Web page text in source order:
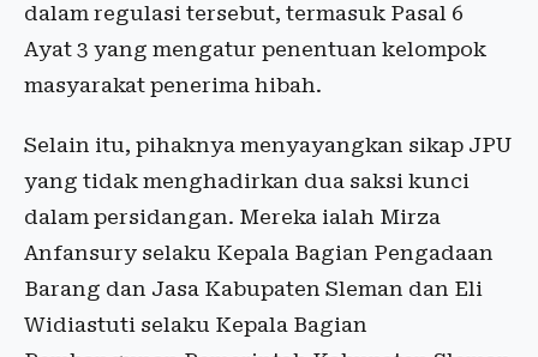
dalam regulasi tersebut, termasuk Pasal 6
Ayat 3 yang mengatur penentuan kelompok
masyarakat penerima hibah.
Selain itu, pihaknya menyayangkan sikap JPU
yang tidak menghadirkan dua saksi kunci
dalam persidangan. Mereka ialah Mirza
Anfansury selaku Kepala Bagian Pengadaan
Barang dan Jasa Kabupaten Sleman dan Eli
Widiastuti selaku Kepala Bagian